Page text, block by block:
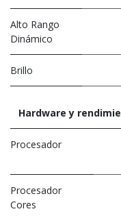
Alto Rango
Dinámico
Brillo
Hardware y
Procesador
Procesador
Cores